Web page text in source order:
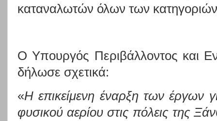
καταναλωτών όλων των
Ο Υπουργός Περιβάλλοντος και
δήλωσε σχετικά:
«Η επικείμενη έναρξη των έργων
φυσικού αερίου στις πόλεις της